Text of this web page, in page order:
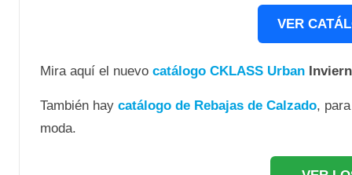
VER
Mira aquí el nuevo catálogo CKLASS Urban
También hay catálogo de Rebajas de Calzado,
moda.